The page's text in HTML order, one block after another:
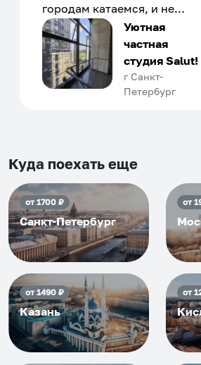
городам катаемся, и не
только в России. Сервис на
отличном уровне. Хозяин
апартаментов доброй души
человек, всегда можно
договориться, подскажет
приезжать еще...
Уютная
частная
студия Salut!
г Санкт-
Петербург
Куда поехать еще
от1700₽
Санкт-Петербург
от
от1490₽
Казань
от